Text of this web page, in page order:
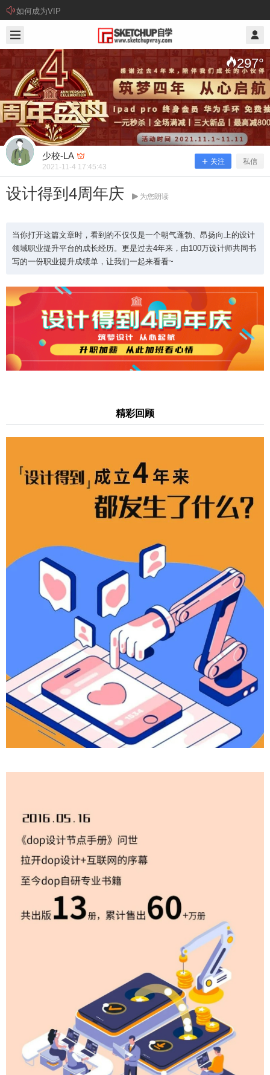
如何成为VIP
297°
少校-LA
2021-11-4 17:45:43
关注 私信
设计得到4周年庆 为您朗读
当你打开这篇文章时，看到的不仅仅是一个朝气蓬勃、昂扬向上的设计
领域职业提升平台的成长经历。更是过去4年来，由100万设计师共同书
写的一份职业提升成绩单，让我们一起来看看~
精彩回顾
少校-LA @ SketchUp自学
当你打开这篇文章时，看到的不仅仅是一个朝气蓬
历。更是过去4年来，由100万设计师共同书写的一
份职业提升成绩单，让我们一起来看看~
扫描二维码继续阅读